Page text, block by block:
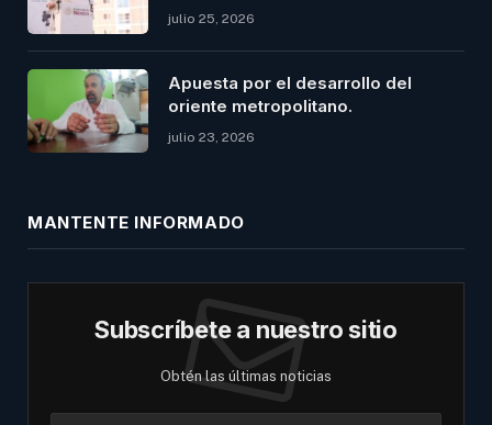
julio 25, 2026
Apuesta por el desarrollo del
oriente metropolitano.
julio 23, 2026
MANTENTE INFORMADO
Subscríbete a nuestro sitio
Obtén las últimas noticias